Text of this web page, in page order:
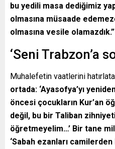
bu yedili masa dediğimiz
olmasına müsaade
olmasına vesile olamazdık.”
‘Seni Trabzon’a
Muhalefetin vaatlerini
ortada: ‘Ayasofya’yı
öncesi çocukların Kur’an
değil, bu bir Taliban
öğretmeyelim…’ Bir tane
‘Sabah ezanları